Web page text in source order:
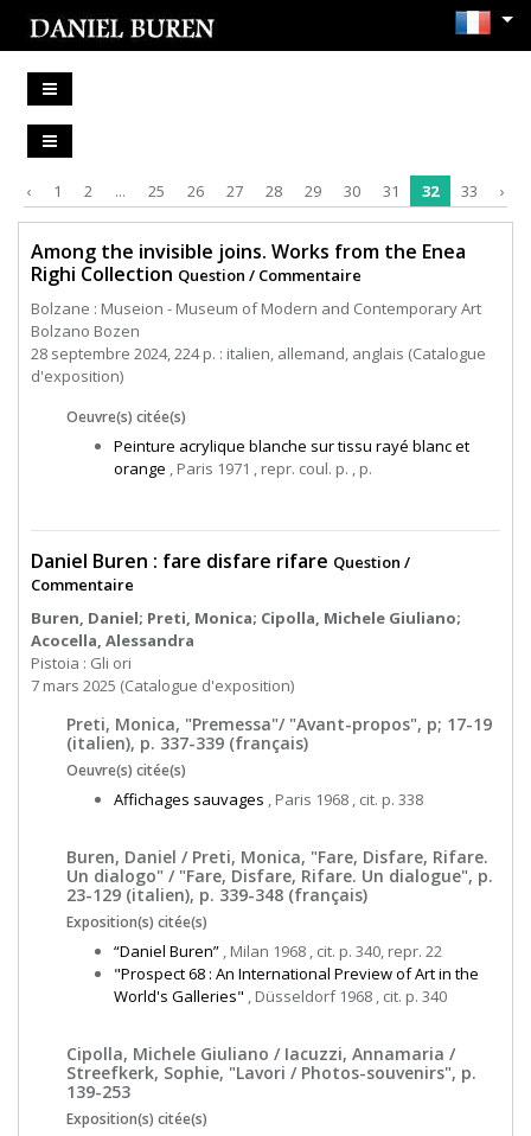
‹ 1 2 ... 25 26 27 28 29 30 31 32 33 ›
Among the invisible joins. Works from the Enea
Righi Collection Question / Commentaire
Bolzane : Museion - Museum of Modern and Contemporary Art
Bolzano Bozen
28 septembre 2024, 224 p. : italien, allemand, anglais (Catalogue
d'exposition)
Oeuvre(s) citée(s)
Peinture acrylique blanche sur tissu rayé blanc et
orange , Paris 1971 , repr. coul. p. , p.
Daniel Buren : fare disfare rifare Question /
Commentaire
Buren, Daniel; Preti, Monica; Cipolla, Michele Giuliano;
Acocella, Alessandra
Pistoia : Gli ori
7 mars 2025 (Catalogue d'exposition)
Preti, Monica, "Premessa"/ "Avant-propos", p; 17-19
(italien), p. 337-339 (français)
Oeuvre(s) citée(s)
Affichages sauvages , Paris 1968 , cit. p. 338
Buren, Daniel / Preti, Monica, "Fare, Disfare, Rifare.
Un dialogo" / "Fare, Disfare, Rifare. Un dialogue", p.
23-129 (italien), p. 339-348 (français)
Exposition(s) citée(s)
“Daniel Buren” , Milan 1968 , cit. p. 340, repr. 22
"Prospect 68 : An International Preview of Art in the
World's Galleries" , Düsseldorf 1968 , cit. p. 340
Cipolla, Michele Giuliano / Iacuzzi, Annamaria /
Streefkerk, Sophie, "Lavori / Photos-souvenirs", p.
139-253
Exposition(s) citée(s)